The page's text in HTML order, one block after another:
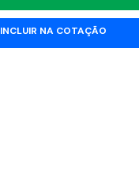
INCLUIR NA COTAÇÃO